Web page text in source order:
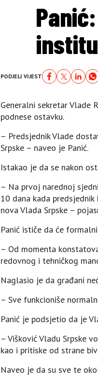
PODJELI VIJEST
Generalni sekretar Vlade
podnese ostavku.
– Predsjednik Vlade
Srpske – naveo je Panić.
Istakao je da se nakon
– Na prvoj narednoj
10 dana kada
nova Vlada Srpske –
Panić ističe da će
– Od momenta
redovnog i tehničkog
Naglasio je da građani
– Sve funkcioniše
Panić je podsjetio da je
– Višković Vladu Srpske
kao i pritiske od strane
Naveo je da su sve te